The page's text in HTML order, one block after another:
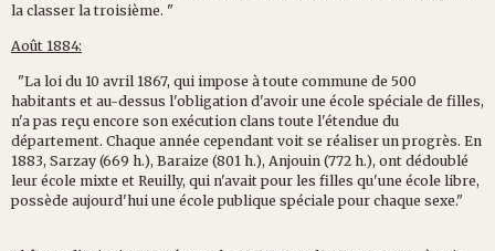
la classer la troisième. "
Août 1884:
"La loi du 10 avril 1867, qui impose à toute commune de 500
habitants et au-dessus l'obligation d'avoir une école spéciale de filles,
n'a pas reçu encore son exécution clans toute l'étendue du
département. Chaque année cependant voit se réaliser un progrès. En
1883, Sarzay (669 h.), Baraize (801 h.), Anjouin (772 h.), ont dédoublé
leur école mixte et Reuilly, qui n'avait pour les filles qu'une école libre,
possède aujourd'hui une école publique spéciale pour chaque sexe."